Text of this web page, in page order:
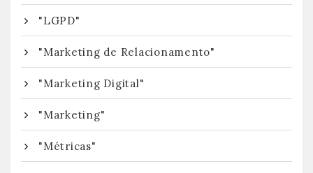
"LGPD"
"Marketing de Relacionamento"
"Marketing Digital"
"Marketing"
"Métricas"